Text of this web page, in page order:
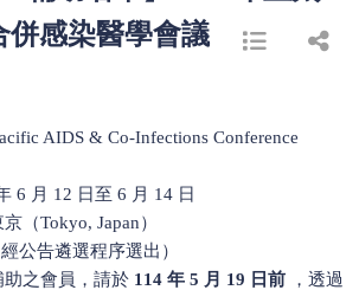
併感染醫學會議
AIDS & Co-Infections Conference
6 月 12 日至 6 月 14 日
京（Tokyo, Japan）
公告遴選程序選出）
助之會員，請於 114 年 5 月 19 日前 ，透過